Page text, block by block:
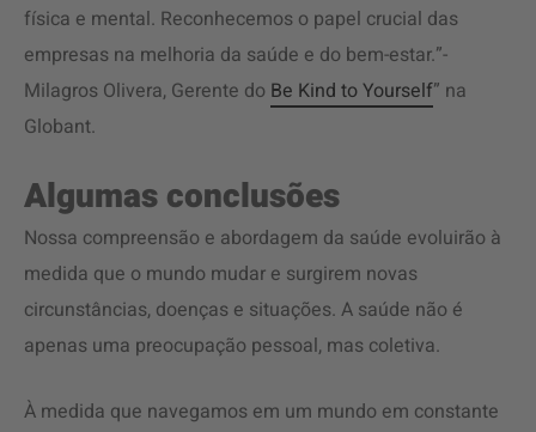
física e mental. Reconhecemos o papel crucial das
empresas na melhoria da saúde e do bem-estar.”-
Milagros Olivera, Gerente do Be Kind to Yourself” na
Globant.
Algumas conclusões
Nossa compreensão e abordagem da saúde evoluirão à
medida que o mundo mudar e surgirem novas
circunstâncias, doenças e situações. A saúde não é
apenas uma preocupação pessoal, mas coletiva.
À medida que navegamos em um mundo em constante